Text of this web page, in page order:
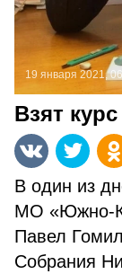
19 января 2021,
Взят
В один из
МО «Южно-
Павел
Собрания